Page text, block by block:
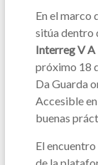
En el marco
sitúa dentro
Interreg V A
próximo 18
Da Guarda
Accesible
buenas
El